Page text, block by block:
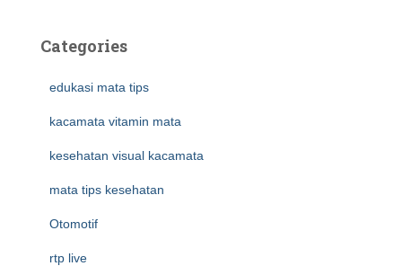
Categories
edukasi mata tips
kacamata vitamin mata
kesehatan visual kacamata
mata tips kesehatan
Otomotif
rtp live